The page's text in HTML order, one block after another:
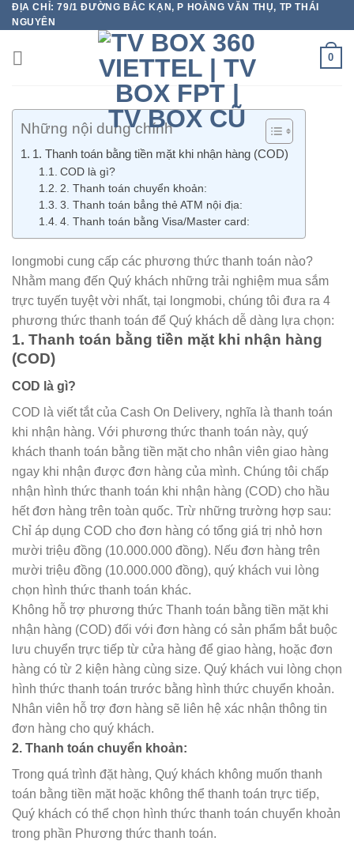
Chuyển
đến
nội
dung
ĐỊA CHỈ: 79/1 ĐƯỜNG BẮC KẠN, P HOÀNG VĂN THỤ, TP THÁI
NGUYÊN
0
Những nội dung chính
1. Thanh toán bằng tiền mặt khi nhận hàng (COD)
COD là gì?
2. Thanh toán chuyển khoản:
3. Thanh toán bẳng thẻ ATM nội địa:
4. Thanh toán bằng Visa/Master card:
longmobi cung cấp các phương thức thanh toán nào?
Nhằm mang đến Quý khách những trải nghiệm mua sắm
trực tuyến tuyệt vời nhất, tại longmobi, chúng tôi đưa ra 4
phương thức thanh toán để Quý khách dễ dàng lựa chọn:
1. Thanh toán bằng tiền mặt khi nhận hàng
(COD)
COD là gì?
COD là viết tắt của Cash On Delivery, nghĩa là thanh toán
khi nhận hàng. Với phương thức thanh toán này, quý
khách thanh toán bằng tiền mặt cho nhân viên giao hàng
ngay khi nhận được đơn hàng của mình. Chúng tôi chấp
nhận hình thức thanh toán khi nhận hàng (COD) cho hầu
hết đơn hàng trên toàn quốc. Trừ những trường hợp sau:
Chỉ áp dụng COD cho đơn hàng có tổng giá trị nhỏ hơn
mười triệu đồng (10.000.000 đồng). Nếu đơn hàng trên
mười triệu đồng (10.000.000 đồng), quý khách vui lòng
chọn hình thức thanh toán khác.
Không hỗ trợ phương thức Thanh toán bằng tiền mặt khi
nhận hàng (COD) đối với đơn hàng có sản phẩm bắt buộc
lưu chuyển trực tiếp từ cửa hàng để giao hàng, hoặc đơn
hàng có từ 2 kiện hàng cùng size. Quý khách vui lòng chọn
hình thức thanh toán trước bằng hình thức chuyển khoản.
Nhân viên hỗ trợ đơn hàng sẽ liên hệ xác nhận thông tin
đơn hàng cho quý khách.
2. Thanh toán chuyển khoản:
Trong quá trình đặt hàng, Quý khách không muốn thanh
toán bằng tiền mặt hoặc không thể thanh toán trực tiếp,
Quý khách có thể chọn hình thức thanh toán chuyển khoản
trong phần Phương thức thanh toán.